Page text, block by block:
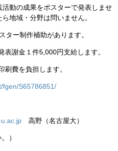
動の成果をポスターで発表しませ
地域・分野は問いません。
ター制作補助があります。
謝金１件5,000円支給します。
費を負担します。
fgen/S65786851/
高野（名古屋大）
）